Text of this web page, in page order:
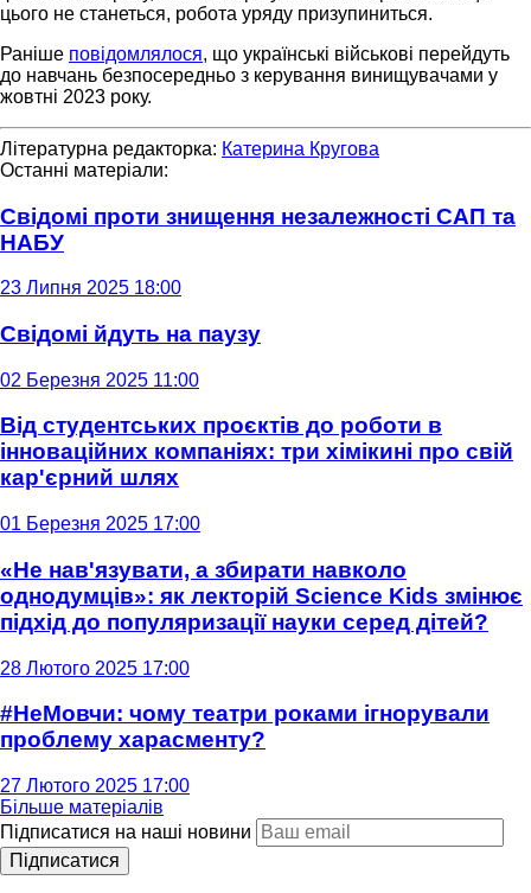
цього не станеться, робота уряду призупиниться.
Раніше повідомлялося, що українські військові перейдуть
до навчань безпосередньо з керування винищувачами у
жовтні 2023 року.
Літературна редакторка: Катерина Кругова
Останні матеріали:
Свідомі проти знищення незалежності САП та
НАБУ
23 Липня 2025 18:00
Свідомі йдуть на паузу
02 Березня 2025 11:00
Від студентських проєктів до роботи в
інноваційних компаніях: три хімікині про свій
кар'єрний шлях
01 Березня 2025 17:00
«Не нав'язувати, а збирати навколо
однодумців»: як лекторій Science Kids змінює
підхід до популяризації науки серед дітей?
28 Лютого 2025 17:00
#НеМовчи: чому театри роками ігнорували
проблему харасменту?
27 Лютого 2025 17:00
Більше матеріалів
Підписатися на наші новини
Підписатися